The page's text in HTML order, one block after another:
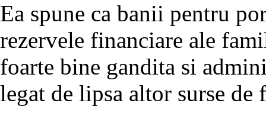
Ea spune ca banii pentru
rezervele financiare ale
foarte bine gandita si
legat de lipsa altor surse de